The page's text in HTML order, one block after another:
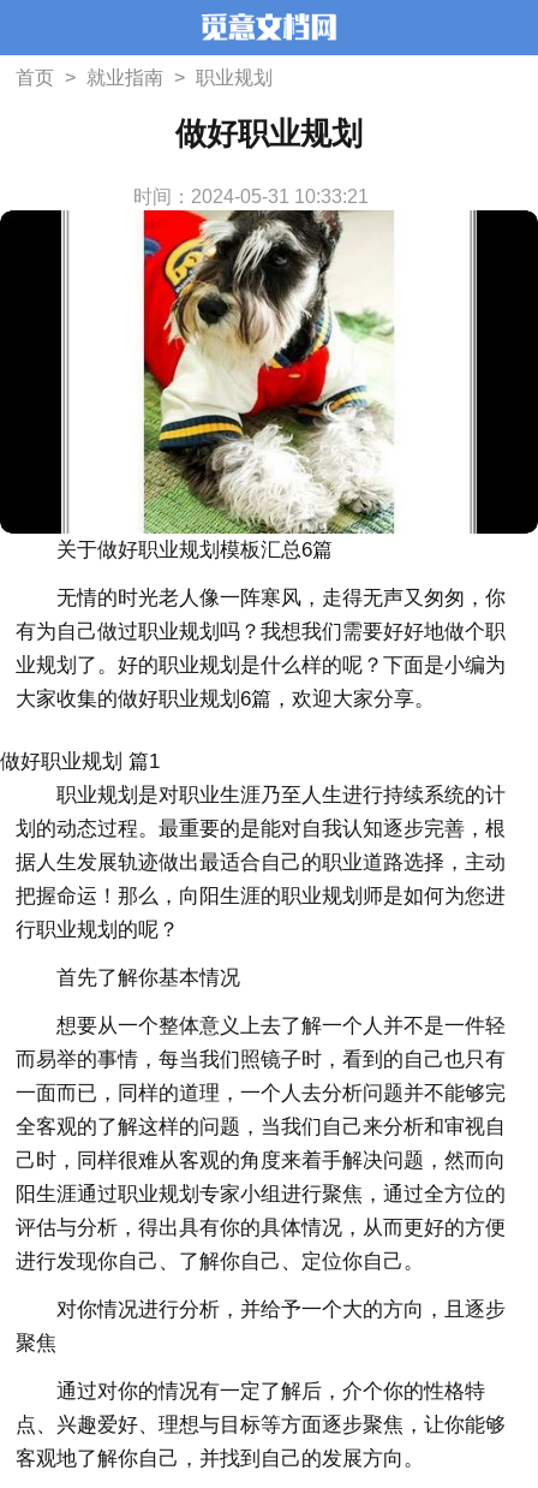
首页 > 就业指南 > 职业规划
做好职业规划
时间：2024-05-31 10:33:21
关于做好职业规划模板汇总6篇
无情的时光老人像一阵寒风，走得无声又匆匆，你
有为自己做过职业规划吗？我想我们需要好好地做个职
业规划了。好的职业规划是什么样的呢？下面是小编为
大家收集的做好职业规划6篇，欢迎大家分享。
做好职业规划 篇1
职业规划是对职业生涯乃至人生进行持续系统的计
划的动态过程。最重要的是能对自我认知逐步完善，根
据人生发展轨迹做出最适合自己的职业道路选择，主动
把握命运！那么，向阳生涯的职业规划师是如何为您进
行职业规划的呢？
首先了解你基本情况
想要从一个整体意义上去了解一个人并不是一件轻
而易举的事情，每当我们照镜子时，看到的自己也只有
一面而已，同样的道理，一个人去分析问题并不能够完
全客观的了解这样的问题，当我们自己来分析和审视自
己时，同样很难从客观的角度来着手解决问题，然而向
阳生涯通过职业规划专家小组进行聚焦，通过全方位的
评估与分析，得出具有你的具体情况，从而更好的方便
进行发现你自己、了解你自己、定位你自己。
对你情况进行分析，并给予一个大的方向，且逐步
聚焦
通过对你的情况有一定了解后，介个你的性格特
点、兴趣爱好、理想与目标等方面逐步聚焦，让你能够
客观地了解你自己，并找到自己的发展方向。